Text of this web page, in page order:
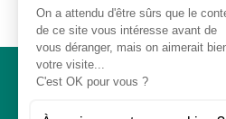
On a attendu d'être sûrs que le
de ce site vous intéresse avant de
vous déranger, mais on aimerait
votre visite...
C'est OK pour vous ?